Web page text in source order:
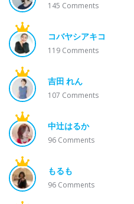
145 Comments
コバヤシアキコ
119 Comments
吉田 れん
107 Comments
中辻はるか
96 Comments
もるも
96 Comments